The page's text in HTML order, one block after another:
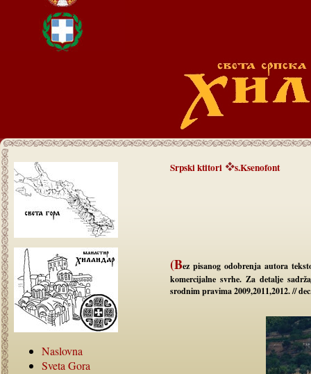
Naslovna
Sveta Gora
Srpski ktitori s.Ksenofont
(Bez pisanog odobrenja autora
komercijalne svrhe. Za detalje
srodnim pravima 2009,2011,2012. //